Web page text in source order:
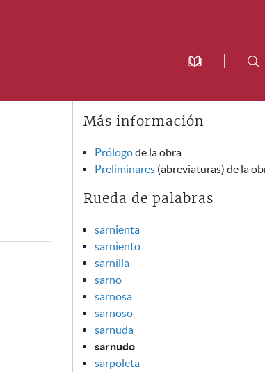
Más información
Prólogode la obra
Preliminares (abreviaturas) de la
Rueda de palabras
sarnienta
sarniento
sarnilla
sarno
sarnosa
sarnoso
sarnuda
sarnudo
sarpoleta